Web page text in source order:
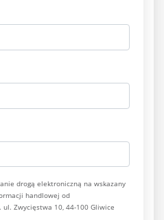
drogą elektroniczną na wskazany
handlowej od
ul. Zwycięstwa 10, 44-100 Gliwice